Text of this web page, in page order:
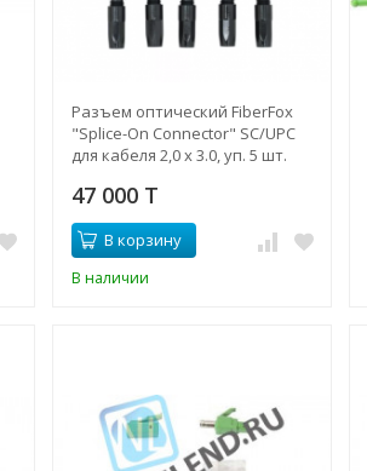
Разъем оптический FiberFox
"Splice-On Connector" SC/UPC
для кабеля 2,0 х 3.0, уп. 5 шт.
47 000 T
В корзину
В наличии